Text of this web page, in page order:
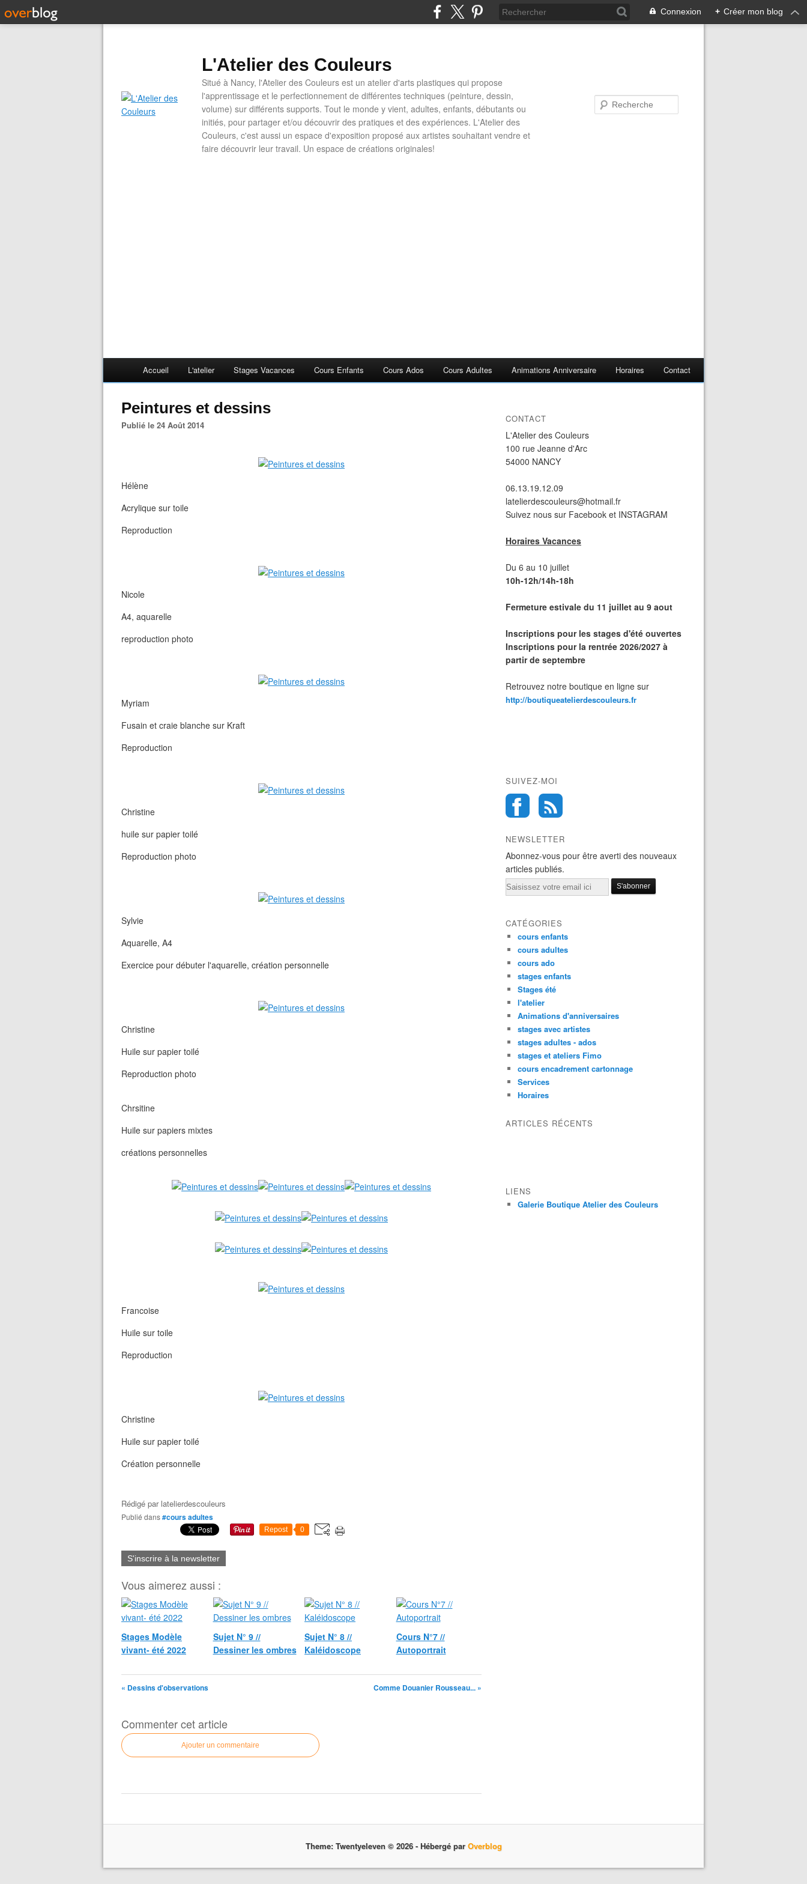
Connexion + Créer mon blog
L'Atelier des Couleurs
Situé à Nancy, l'Atelier des Couleurs est un atelier d'arts plastiques qui propose
l'apprentissage et le perfectionnement de différentes techniques (peinture, dessin,
volume) sur différents supports. Tout le monde y vient, adultes, enfants, débutants ou
initiés, pour partager et/ou découvrir des pratiques et des expériences. L'Atelier des
Couleurs, c'est aussi un espace d'exposition proposé aux artistes souhaitant vendre et
faire découvrir leur travail. Un espace de créations originales!
Accueil L'atelier Stages Vacances Cours Enfants Cours Ados Cours Adultes Animations Anniversaire Horaires Contact
Peintures et dessins
Publié le 24 Août 2014
Hélène
Acrylique sur toile
Reproduction
Nicole
A4, aquarelle
reproduction photo
Myriam
Fusain et craie blanche sur Kraft
Reproduction
Christine
huile sur papier toilé
Reproduction photo
Sylvie
Aquarelle, A4
Exercice pour débuter l'aquarelle, création personnelle
Christine
Huile sur papier toilé
Reproduction photo
Chrsitine
Huile sur papiers mixtes
créations personnelles
Francoise
Huile sur toile
Reproduction
Christine
Huile sur papier toilé
Création personnelle
Rédigé par latelierdescouleurs
Publié dans#cours adultes
Repost 0
S'inscrire à la newsletter
Vous aimerez aussi :
Stages Modèle
vivant- été 2022
Sujet N° 9 //
Dessiner les ombres
Sujet N° 8 //
Kaléidoscope
Cours N°7 //
Autoportrait
« Dessins d'observations Comme Douanier Rousseau... »
Commenter cet article
Ajouter un commentaire
CONTACT
L'Atelier des Couleurs
100 rue Jeanne d'Arc
54000 NANCY
06.13.19.12.09
latelierdescouleurs@hotmail.fr
Suivez nous sur Facebook et INSTAGRAM
Horaires Vacances
Du 6 au 10 juillet
10h-12h/14h-18h
Fermeture estivale du 11 juillet au 9 aout
Inscriptions pour les stages d'été ouvertes
Inscriptions pour la rentrée 2026/2027 à
partir de septembre
Retrouvez notre boutique en ligne sur
http://boutiqueatelierdescouleurs.fr
SUIVEZ-MOI
NEWSLETTER
Abonnez-vous pour être averti des nouveaux
articles publiés.
Email
CATÉGORIES
cours enfants
cours adultes
cours ado
stages enfants
Stages été
l'atelier
Animations d'anniversaires
stages avec artistes
stages adultes - ados
stages et ateliers Fimo
cours encadrement cartonnage
Services
Horaires
ARTICLES RÉCENTS
LIENS
Galerie Boutique Atelier des Couleurs
Theme: Twentyeleven © 2026 - Hébergé par Overblog